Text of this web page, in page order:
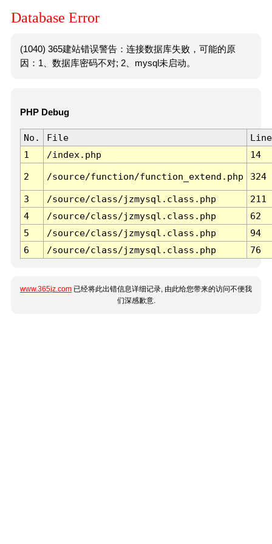
Database Error
(1040) 365建站错误警告：连接数据库失败，可能的原
因：1、数据库密码不对; 2、mysql未启动。
PHP Debug
No. File
Line
1
/index.php 14
2 /source/function/function_extend.php 324
3 /source/class/jzmysql.class.php
211
4
/source/class/jzmysql.class.php
62
5
/source/class/jzmysql.class.php
94
6
/source/class/jzmysql.class.php 76
www.365jz.com 已经将此出错信息详细记录, 由此给您带来的访问不便我
们深感歉意.